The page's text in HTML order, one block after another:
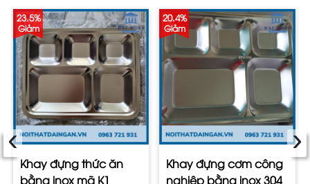
23.5%
Giảm
Khay đựng thức ăn
bằng inox mã K1
20.4%
Giảm
Khay đựng cơm công
nghiệp bằng inox 304
‹ ›